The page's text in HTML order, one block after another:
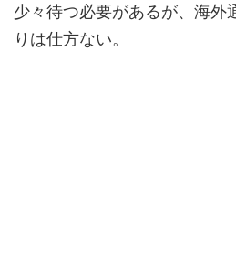
少々待つ必要があるが、海外
りは仕方ない。